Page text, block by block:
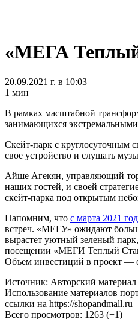
«МЕГА Теплый
20.09.2021 г. в 10:03
В рамках масштабной
​Скейт-парк с круглосуточным
Айше Агекян, управляющий
наших гостей, и своей
Напомним, чтос марта 2021
встреч. «МЕГУ» ожидают
вырастет уютный зеленый
посещении «МЕГИ Теплый
Источник: Авторский
Использование материалов
ссылки на https://shopandmall.ru